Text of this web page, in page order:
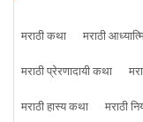
मराठी कथा मराठी
मराठी प्रेरणादायी कथा
मराठी हास्य कथा
मराठी